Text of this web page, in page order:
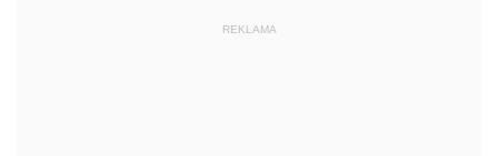
REKLAMA